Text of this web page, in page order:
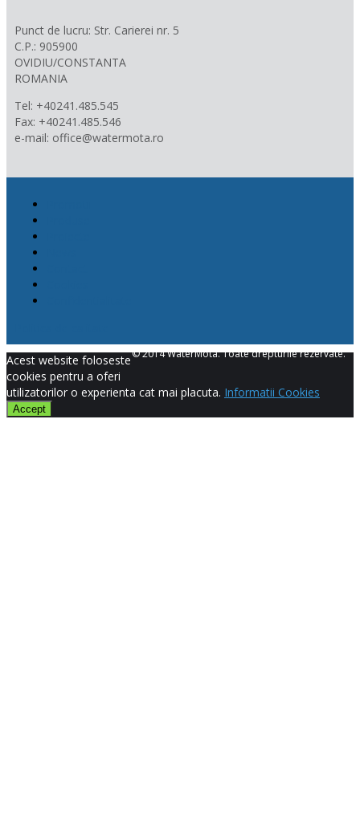
Punct de lucru: Str. Carierei nr. 5
C.P.: 905900
OVIDIU/CONSTANTA
ROMANIA
Tel: +40241.485.545
Fax: +40241.485.546
e-mail: office@watermota.ro
© 2014 WaterMota. Toate drepturile rezervate.
Acest website foloseste
cookies pentru a oferi
utilizatorilor o experienta cat mai placuta. Informatii Cookies
Accept